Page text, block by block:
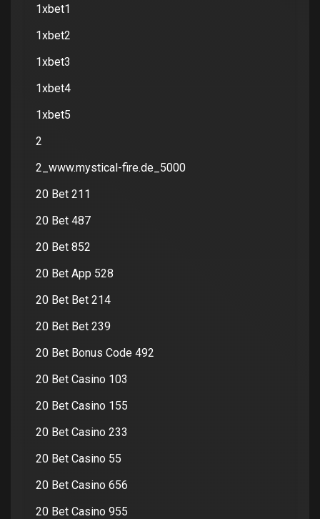
1xbet1
1xbet2
1xbet3
1xbet4
1xbet5
2
2_www.mystical-fire.de_5000
20 Bet 211
20 Bet 487
20 Bet 852
20 Bet App 528
20 Bet Bet 214
20 Bet Bet 239
20 Bet Bonus Code 492
20 Bet Casino 103
20 Bet Casino 155
20 Bet Casino 233
20 Bet Casino 55
20 Bet Casino 656
20 Bet Casino 955